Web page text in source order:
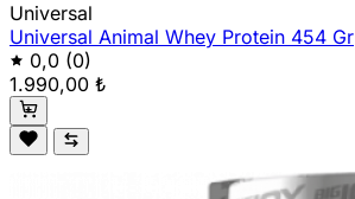
Universal
Universal Animal Whey Protein 454 Gr
0,0 (0)
1.990,00 ₺